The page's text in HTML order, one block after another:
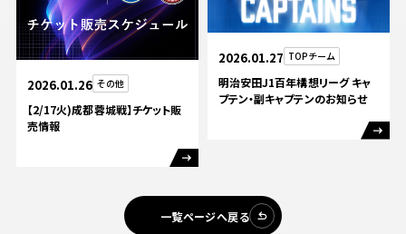
2026.01.26 その他
【2/17火)成都蓉城戦】チケット販
売情報
2026.01.27 TOPチーム
明治安田J1百年構想リーグ キャ
プテン・副キャプテンのお知らせ
一覧ページへ戻る